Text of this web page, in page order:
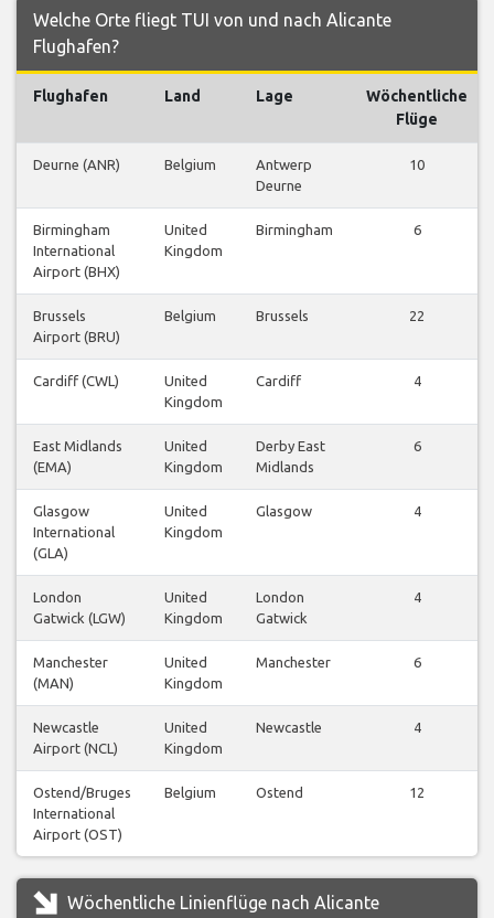
Welche Orte fliegt TUI von und nach Alicante
Flughafen?
Flughafen Land Lage
Wöchentliche
Flüge
Deurne (ANR) Belgium
Antwerp
Deurne
10
Birmingham
International
Airport (BHX)
United
Kingdom
Birmingham 6
Brussels
Airport (BRU)
Belgium Brussels 22
Cardiff (CWL)
United
Kingdom
Cardiff 4
East Midlands
(EMA)
United
Kingdom
Derby East
Midlands
6
Glasgow
International
(GLA)
United
Kingdom
Glasgow 4
London
Gatwick (LGW)
United
Kingdom
London
Gatwick
4
Manchester
(MAN)
United
Kingdom
Manchester 6
Newcastle
Airport (NCL)
United
Kingdom
Newcastle 4
Ostend/Bruges
International
Airport (OST)
Belgium Ostend 12
Wöchentliche Linienflüge nach Alicante